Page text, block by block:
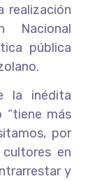
realización
Nacional
pública
la inédita
más
por
en
y